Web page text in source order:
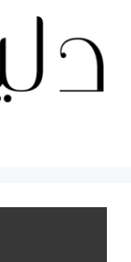
المحتوى